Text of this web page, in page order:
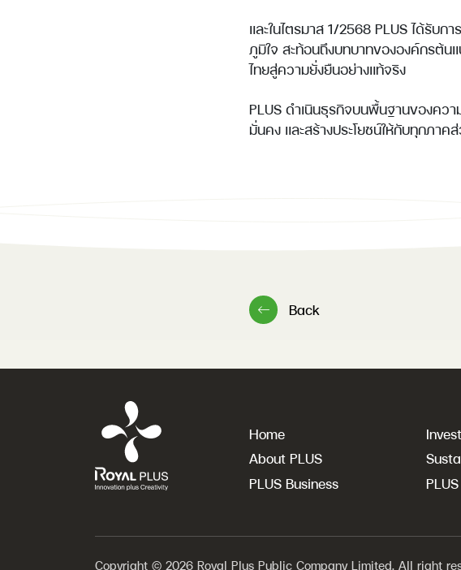
และในไตรมาส 1/2568 PLUS ได้รับ
ภูมิใจ สะท้อนถึงบทบาทขององค์กรต้น
ไทยสู่ความยั่งยืนอย่างแท้จริง
PLUS ดำเนินธุรกิจบนพื้นฐานของควา
มั่นคง และสร้างประโยชน์ให้กับทุกภาค
Back
Home
About PLUS
PLUS Business
Copyright © 2026 Royal Plus Public Company Limited. All right